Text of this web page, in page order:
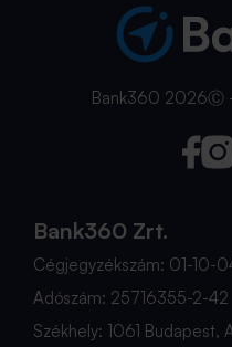
Bank360 2026Ⓒ -
Bank360 Zrt.
Cégjegyzékszám: 01-10-
Adószám: 25716355-2-42
Székhely: 1061 Budapest,